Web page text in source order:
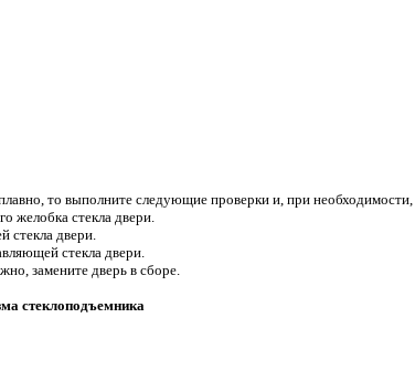
то выполните следующие проверки и, при
желобка стекла двери.
стекла двери.
стекла двери.
замените дверь в сборе.
стеклоподъемника